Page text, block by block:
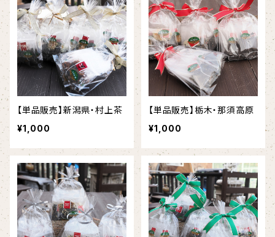
【単品販売】新潟県・村上茶
¥1,000
【単品販売】栃木・那須高原
¥1,000